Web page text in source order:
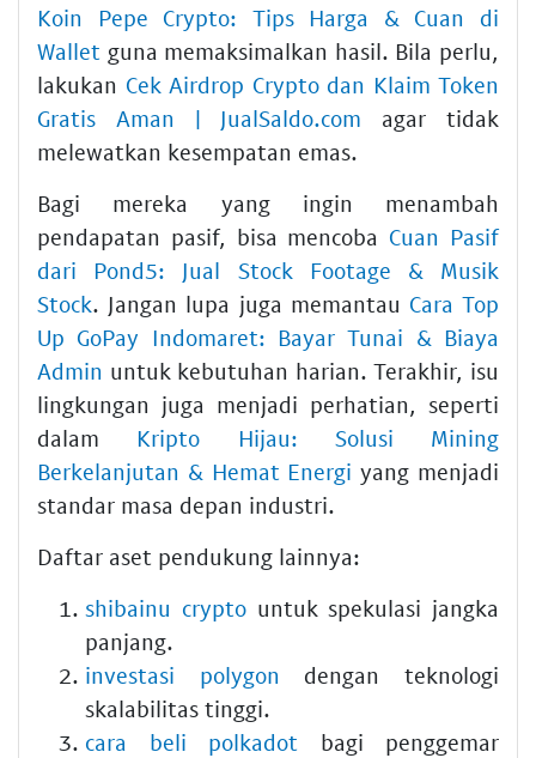
Koin Pepe Crypto: Tips Harga & Cuan di
Wallet guna memaksimalkan hasil. Bila perlu,
lakukan Cek Airdrop Crypto dan Klaim Token
Gratis Aman | JualSaldo.com agar tidak
melewatkan kesempatan emas.
Bagi mereka yang ingin menambah
pendapatan pasif, bisa mencoba Cuan Pasif
dari Pond5: Jual Stock Footage & Musik
Stock. Jangan lupa juga memantau Cara Top
Up GoPay Indomaret: Bayar Tunai & Biaya
Admin untuk kebutuhan harian. Terakhir, isu
lingkungan juga menjadi perhatian, seperti
dalam Kripto Hijau: Solusi Mining
Berkelanjutan & Hemat Energi yang menjadi
standar masa depan industri.
Daftar aset pendukung lainnya:
shibainu cryptountuk spekulasi jangka
panjang.
investasi polygon dengan teknologi
skalabilitas tinggi.
cara beli polkadot bagi penggemar